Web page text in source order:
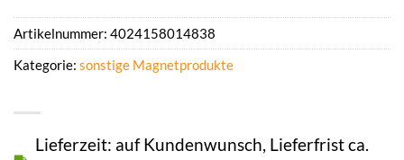
Lieferzeit: auf Kundenwunsch, Lieferfrist ca.
Artikelnummer: 4024158014838
Kategorie: sonstige Magnetprodukte